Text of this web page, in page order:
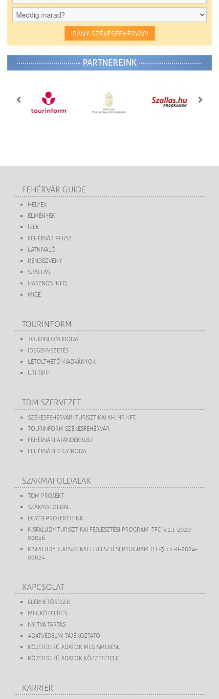
IRÁNY SZÉKESFEHÉRVÁR!
PARTNEREINK
FEHÉRVÁR GUIDE
HELYEK
ÉLMÉNYEK
ÍZEK
FEHÉRVÁR PLUSZ
LÁTNIVALÓ
RENDEZVÉNY
SZÁLLÁS
HASZNOS INFO
MICE
TOURINFORM
TOURINFOM IRODA
IDEGENVEZETÉS
LETÖLTHETŐ KIADVÁNYOK
ÚTI TIPP
TDM SZERVEZET
SZÉKESFEHÉRVÁRI TURISZTIKAI KH. NP. KFT.
TOURINFORM SZÉKESFEHÉRVÁR
FEHÉRVÁRI AJÁNDÉKBOLT
FEHÉRVÁRI JEGYIRODA
SZAKMAI OLDALAK
TDM PROJEKT
SZAKMAI OLDAL
EGYÉB PROJEKTJEINK
KISFALUDY TURISZTIKAI FEJLESZTÉSI PROGRAM TFC-3.1.1-2020-
00016
KISFALUDY TURISZTIKAI FEJLESZTÉSI PROGRAM TFF-3.1.1.-B-2024-
00024
KAPCSOLAT
ELÉRHETŐSÉGEK
MEGKÖZELÍTÉS
NYITVA TARTÁS
ADATVÉDELMI TÁJÉKOZTATÓ
KÖZÉRDEKŰ ADATOK MEGISMERÉSE
KÖZÉRDEKŰ ADATOK KÖZZÉTÉTELE
KARRIER